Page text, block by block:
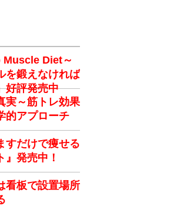
Muscle Diet～
を鍛えなければ
好評発売中
実～筋トレ効果
的アプローチ
すだけで痩せる
』発売中！
看板で設置場所